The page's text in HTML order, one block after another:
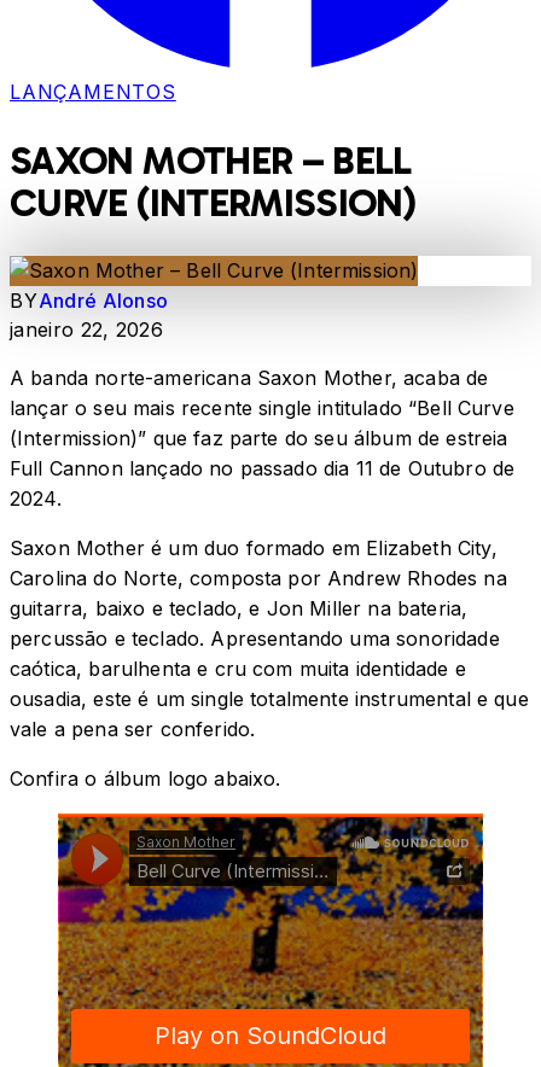
LANÇAMENTOS
SAXON MOTHER – BELL
CURVE (INTERMISSION)
BYAndré Alonso
janeiro 22, 2026
A banda norte-americana Saxon Mother, acaba de
lançar o seu mais recente single intitulado “Bell Curve
(Intermission)” que faz parte do seu álbum de estreia
Full Cannon lançado no passado dia 11 de Outubro de
2024.
Saxon Mother é um duo formado em Elizabeth City,
Carolina do Norte, composta por Andrew Rhodes na
guitarra, baixo e teclado, e Jon Miller na bateria,
percussão e teclado. Apresentando uma sonoridade
caótica, barulhenta e cru com muita identidade e
ousadia, este é um single totalmente instrumental e que
vale a pena ser conferido.
Confira o álbum logo abaixo.